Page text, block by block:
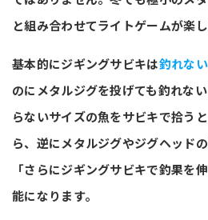
と組み合わせてライトゲームが楽し
基本的にジギングサビキは釣れな
のにメタルジグを投げても釣れな
らないサイズの魚をサビキで拾う
ら、逆にメタルジグやジグヘッド
「さらにジギングサビキで釣果を
能になります。